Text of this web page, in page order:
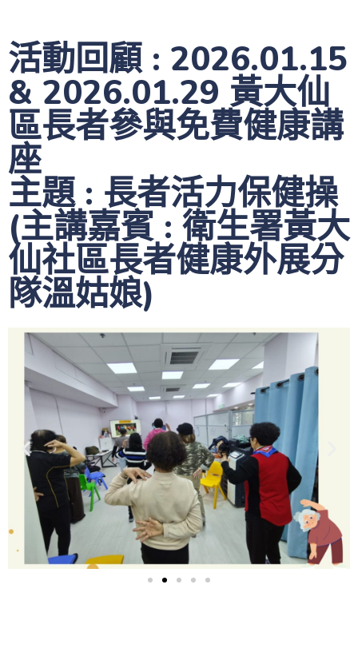
活動回顧 : 2026.01.15
& 2026.01.29 黃大仙
區長者參與免費健康講
座
主題 : 長者活力保健操
(主講嘉賓 : 衛生署黃大
仙社區長者健康外展分
隊溫姑娘)